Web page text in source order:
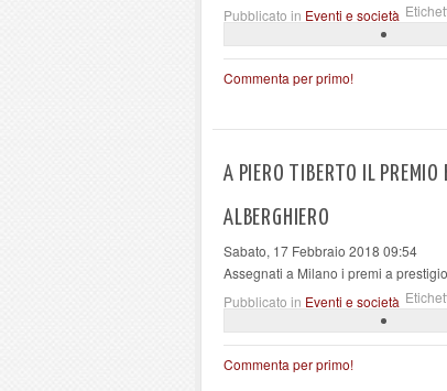
Pubblicato in Eventi e società
Commenta per primo!
A PIERO TIBERTO IL
ALBERGHIERO
Sabato, 17 Febbraio 2018 09:54
Assegnati a Milano i premi a
Pubblicato in Eventi e società
Commenta per primo!